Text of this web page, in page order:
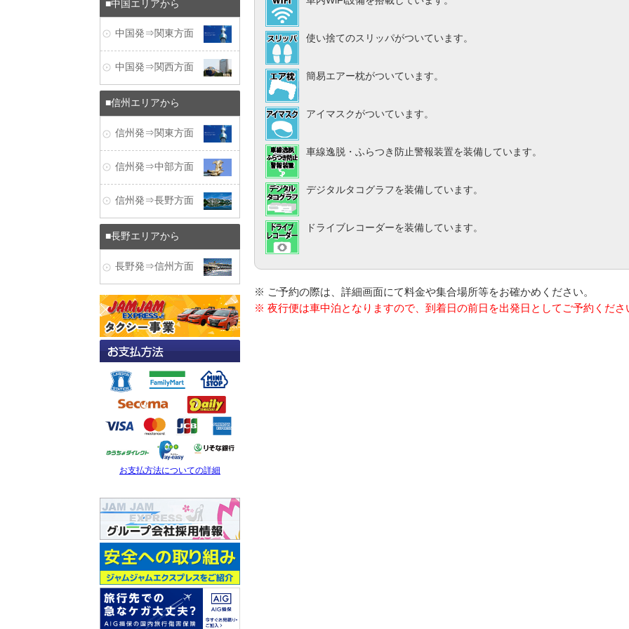
使い捨てのスリッパがついています。
簡易エアー枕がついています。
アイマスクがついています。
車線逸脱・ふらつき防止警報装置を装備しています。
デジタルタコグラフを装備しています。
ドライブレコーダーを装備しています。
※ ご予約の際は、詳細画面にて料金や集合場所等をお確かめください。
※ 夜行便は車中泊となりますので、到着日の前日を出発日としてご予約くださ
中国エリアから
中国発⇒関東方面
中国発⇒関西方面
信州エリアから
信州発⇒関東方面
信州発⇒中部方面
信州発⇒長野方面
長野エリアから
長野発⇒信州方面
お支払方法についての詳細